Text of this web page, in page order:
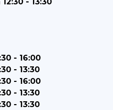
- 16:00
- 13:30
- 16:00
- 13:30
- 13:30